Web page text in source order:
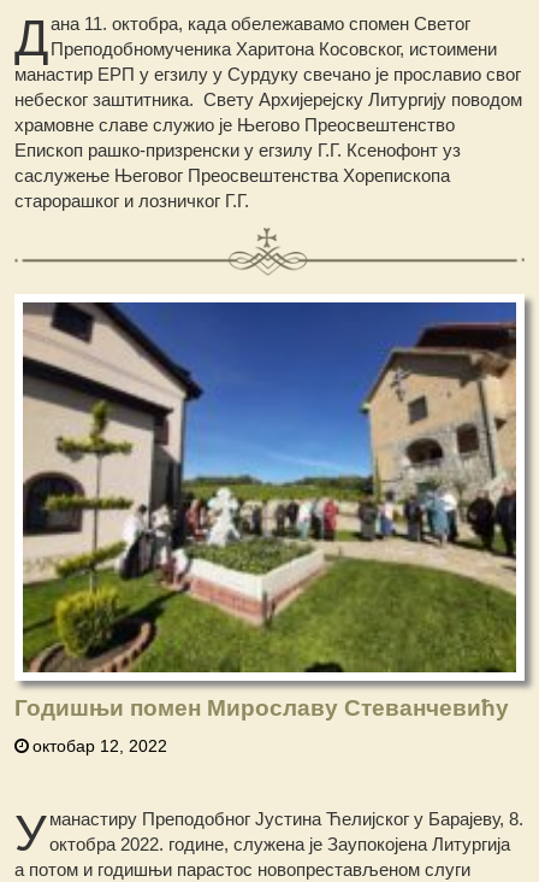
Дана 11. октобра, када обележавамо спомен Светог
Преподобномученика Харитона Косовског, истоимени
манастир ЕРП у егзилу у Сурдуку свечано је прославио свог
небеског заштитника. Свету Архијерејску Литургију поводом
храмовне славе служио је Његово Преосвештенство
Епископ рашко-призренски у егзилу Г.Г. Ксенофонт уз
саслужење Његовог Преосвештенства Хорепископа
старорашког и лозничког Г.Г.
Годишњи помен Мирославу Стеванчевићу
октобар 12, 2022
Уманастиру Преподобног Јустина Ћелијског у Барајеву, 8.
октобра 2022. године, служена је Заупокојена Литургија
а потом и годишњи парастос новопрестављеном слуги